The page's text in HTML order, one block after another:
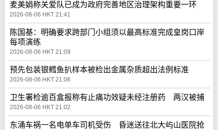
麦美娟称关爱队已成为政府完善地区治理架构重要一环
2026-08-06 HKT 21:41
陈国基：明确要求跨部门小组须以最高标准完成皇岗口岸
每项演练
2026-08-06 HKT 21:09
预先包装银鳕鱼扒样本被检出金属杂质超出法例标准
2026-08-06 HKT 21:06
卫生署检逾百盒报称有止痛功效疑未经注册药 两汉被捕
2026-08-06 HKT 21:02
东涌车祸一名电单车司机受伤 昏迷送往北大屿山医院抢